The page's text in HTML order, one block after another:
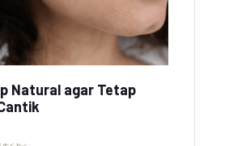
Natural agar Tetap